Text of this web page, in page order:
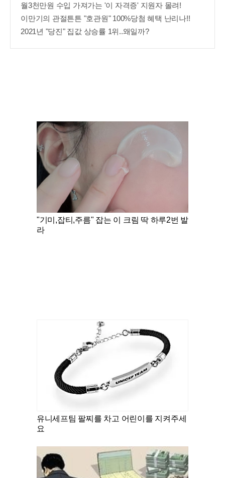
월3천만원 수입 가져가는 '이 자격증' 지원자 몰려!
이만기의 관절튼튼 "호관원" 100%당첨 혜택 난리나!!
2021년 "당진" 집값 상승률 1위..왜일까?
"기미,잡티,주름" 잡는 이 크림 딱 하루2번 발
라
유니세프팀 팔찌를 차고 어린이를 지켜주세
요